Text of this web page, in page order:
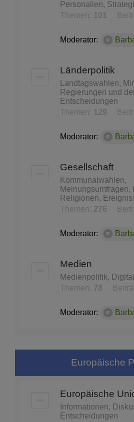
Personalien,
Themen:
101
Moderator:
Länderpolitik
Landtagswahlen,
Regierungen und
Entscheidungen
Themen:
129
Moderator:
Gesellschaft
Kommunalwahlen,
Meinungsumfragen,
Religionen,
Themen: 276
Moderator:
Medien
Medienpolitik,
Themen: 78
Moderator:
Europäische
Europäische
Informationen,
Entscheidungen